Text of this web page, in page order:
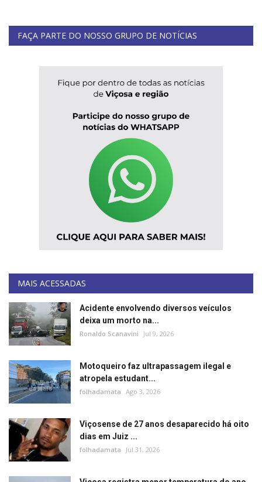
Esporte
Solidariedade
FAÇA PARTE DO NOSSO GRUPO DE NOTÍCIAS
MAIS ACESSADAS
Acidente envolvendo diversos veículos
deixa um morto na...
Ronaldo Scanavini Jul 9, 2026
Motoqueiro faz ultrapassagem ilegal e
atropela estudant...
folhadamata Ago 3, 2026
Viçosense de 27 anos desaparecido há oito
dias em Juiz ...
folhadamata Jul 31, 2026